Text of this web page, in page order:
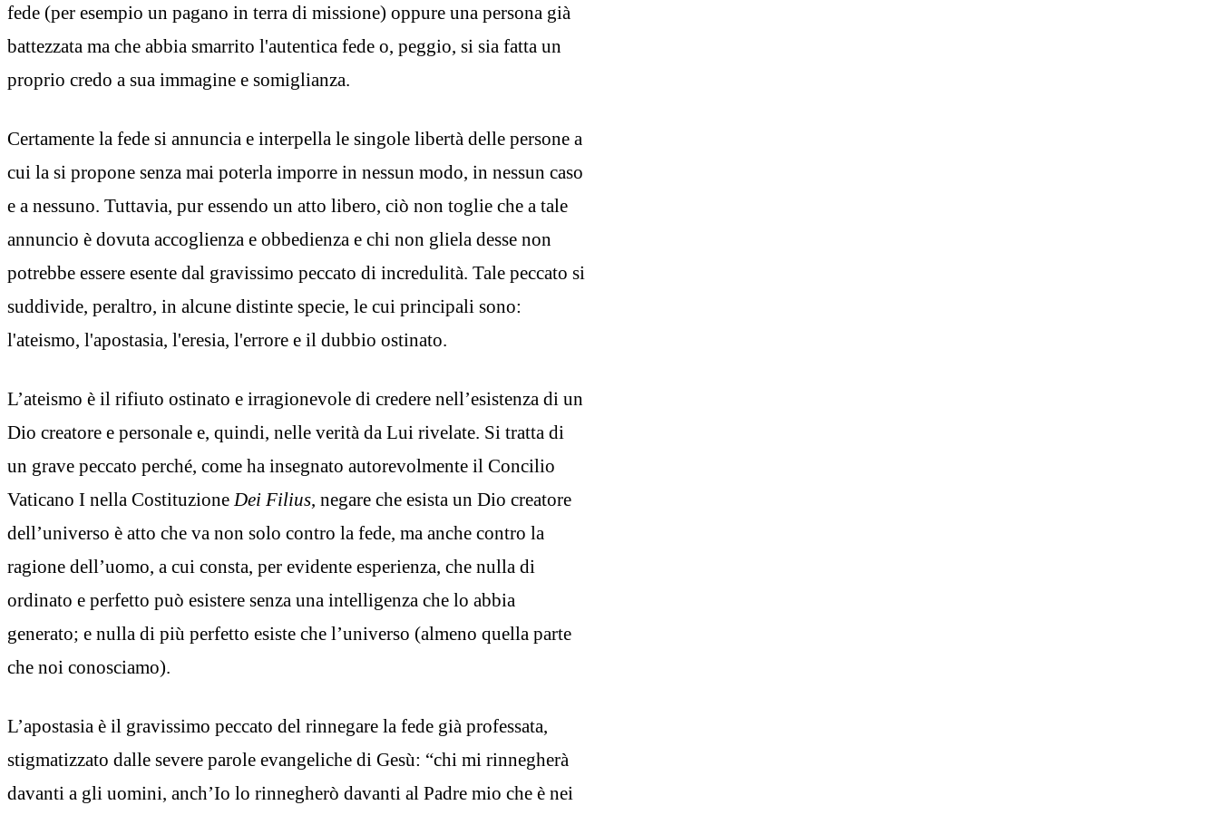
fede (per esempio un pagano in terra di missione) oppure una persona già
battezzata ma che abbia smarrito l'autentica fede o, peggio, si sia fatta un
proprio credo a sua immagine e somiglianza.
Certamente la fede si annuncia e interpella le singole libertà delle persone a
cui la si propone senza mai poterla imporre in nessun modo, in nessun caso
e a nessuno. Tuttavia, pur essendo un atto libero, ciò non toglie che a tale
annuncio è dovuta accoglienza e obbedienza e chi non gliela desse non
potrebbe essere esente dal gravissimo peccato di incredulità. Tale peccato si
suddivide, peraltro, in alcune distinte specie, le cui principali sono:
l'ateismo, l'apostasia, l'eresia, l'errore e il dubbio ostinato.
L’ateismo è il rifiuto ostinato e irragionevole di credere nell’esistenza di un
Dio creatore e personale e, quindi, nelle verità da Lui rivelate. Si tratta di
un grave peccato perché, come ha insegnato autorevolmente il Concilio
Vaticano I nella Costituzione Dei Filius, negare che esista un Dio creatore
dell’universo è atto che va non solo contro la fede, ma anche contro la
ragione dell’uomo, a cui consta, per evidente esperienza, che nulla di
ordinato e perfetto può esistere senza una intelligenza che lo abbia
generato; e nulla di più perfetto esiste che l’universo (almeno quella parte
che noi conosciamo).
L’apostasia è il gravissimo peccato del rinnegare la fede già professata,
stigmatizzato dalle severe parole evangeliche di Gesù: “chi mi rinnegherà
davanti a gli uomini, anch’Io lo rinnegherò davanti al Padre mio che è nei